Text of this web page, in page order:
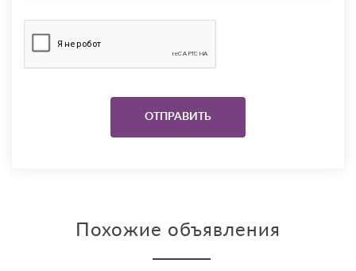
Похожие объявления